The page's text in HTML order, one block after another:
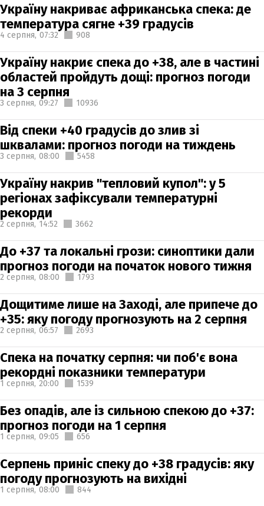
Україну накриває африканська спека: де
температура сягне +39 градусів
4 серпня, 07:32 908
Україну накриє спека до +38, але в частині
областей пройдуть дощі: прогноз погоди
на 3 серпня
3 серпня, 09:27 10936
Від спеки +40 градусів до злив зі
шквалами: прогноз погоди на тиждень
3 серпня, 08:00 5458
Україну накрив "тепловий купол": у 5
регіонах зафіксували температурні
рекорди
2 серпня, 14:52 3662
До +37 та локальні грози: синоптики дали
прогноз погоди на початок нового тижня
2 серпня, 08:00 1793
Дощитиме лише на Заході, але припече до
+35: яку погоду прогнозують на 2 серпня
2 серпня, 06:57 2693
Спека на початку серпня: чи поб'є вона
рекордні показники температури
1 серпня, 20:00 1539
Без опадів, але із сильною спекою до +37:
прогноз погоди на 1 серпня
1 серпня, 09:05 656
Серпень приніс спеку до +38 градусів: яку
погоду прогнозують на вихідні
1 серпня, 08:00 844